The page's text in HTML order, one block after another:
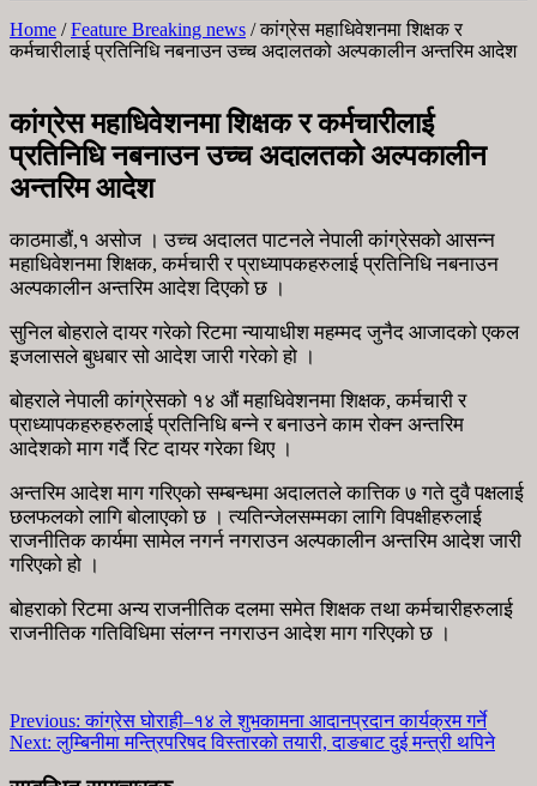
Home /Feature Breaking news /कांग्रेस महाधिवेशनमा शिक्षक र
कर्मचारीलाई प्रतिनिधि नबनाउन उच्च अदालतको अल्पकालीन अन्तरिम आदेश
कांग्रेस महाधिवेशनमा शिक्षक र कर्मचारीलाई
प्रतिनिधि नबनाउन उच्च अदालतको अल्पकालीन
अन्तरिम आदेश
काठमाडौं,१ असोज । उच्च अदालत पाटनले नेपाली कांग्रेसको आसन्न
महाधिवेशनमा शिक्षक, कर्मचारी र प्राध्यापकहरुलाई प्रतिनिधि नबनाउन
अल्पकालीन अन्तरिम आदेश दिएको छ ।
सुनिल बोहराले दायर गरेको रिटमा न्यायाधीश महम्मद जुनैद आजादको एकल
इजलासले बुधबार सो आदेश जारी गरेको हो ।
बोहराले नेपाली कांग्रेसको १४ औं महाधिवेशनमा शिक्षक, कर्मचारी र
प्राध्यापकहरुहरुलाई प्रतिनिधि बन्ने र बनाउने काम रोक्न अन्तरिम
आदेशको माग गर्दै रिट दायर गरेका थिए ।
अन्तरिम आदेश माग गरिएको सम्बन्धमा अदालतले कात्तिक ७ गते दुवै पक्षलाई
छलफलको लागि बोलाएको छ । त्यतिन्जेलसम्मका लागि विपक्षीहरुलाई
राजनीतिक कार्यमा सामेल नगर्न नगराउन अल्पकालीन अन्तरिम आदेश जारी
गरिएको हो ।
बोहराको रिटमा अन्य राजनीतिक दलमा समेत शिक्षक तथा कर्मचारीहरुलाई
राजनीतिक गतिविधिमा संलग्न नगराउन आदेश माग गरिएको छ ।
Previous: कांग्रेस घोराही–१४ ले शुभकामना आदानप्रदान कार्यक्रम गर्ने
Next: लुम्बिनीमा मन्त्रिपरिषद विस्तारको तयारी, दाङबाट दुई मन्त्री थपिने